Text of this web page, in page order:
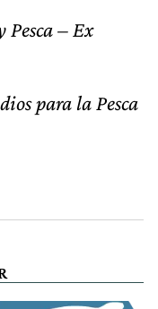
– Ex
para la Pesca